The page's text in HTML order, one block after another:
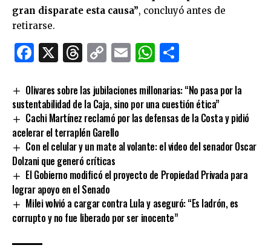
gran disparate esta causa”, concluyó antes de
retirarse.
Facebook
X Threads
CopyEmailWhatsApp
Olivares sobre las jubilaciones millonarias: “No pasa por la
sustentabilidad de la Caja, sino por una cuestión ética”
Cachi Martínez reclamó por las defensas de la Costa y pidió
acelerar el terraplén Garello
Con el celular y un mate al volante: el video del senador Oscar
Dolzani que generó críticas
El Gobierno modificó el proyecto de Propiedad Privada para
lograr apoyo en el Senado
Milei volvió a cargar contra Lula y aseguró: “Es ladrón, es
corrupto y no fue liberado por ser inocente”